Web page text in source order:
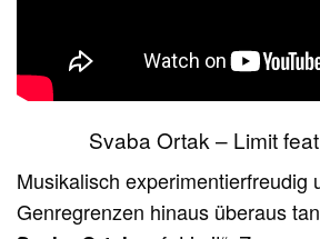
Svaba Ortak – Limit
Musikalisch experimentierfreudig
Genregrenzen hinaus überaus